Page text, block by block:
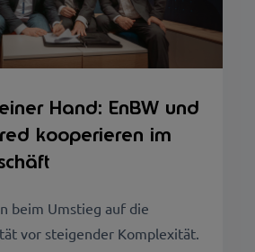
Hand: EnBW und
kooperieren im
beim Umstieg auf die
vor steigender Komplexität.